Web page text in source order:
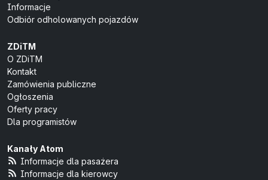
Informacje
Odbiór odholowanych pojazdów
ZDiTM
O ZDiTM
Kontakt
Zamówienia publiczne
Ogłoszenia
Oferty pracy
Dla programistów
Kanały Atom
Informacje dla pasażera
Informacje dla kierowcy